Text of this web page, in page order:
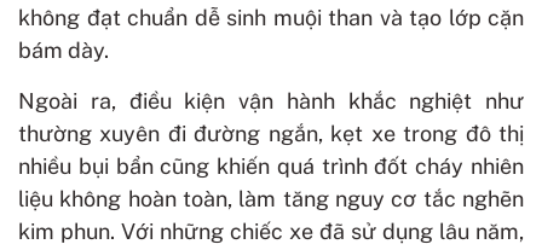
không đạt chuẩn dễ sinh muội than và tạo lớp cặn
bám dày.
Ngoài ra, điều kiện vận hành khắc nghiệt như
thường xuyên đi đường ngắn, kẹt xe trong đô thị
nhiều bụi bẩn cũng khiến quá trình đốt cháy nhiên
liệu không hoàn toàn, làm tăng nguy cơ tắc nghẽn
kim phun. Với những chiếc xe đã sử dụng lâu năm,